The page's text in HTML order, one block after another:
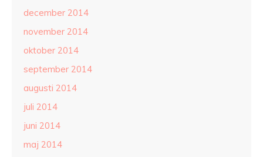
december 2014
november 2014
oktober 2014
september 2014
augusti 2014
juli 2014
juni 2014
maj 2014